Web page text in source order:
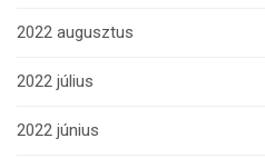
2022 augusztus
2022 július
2022 június